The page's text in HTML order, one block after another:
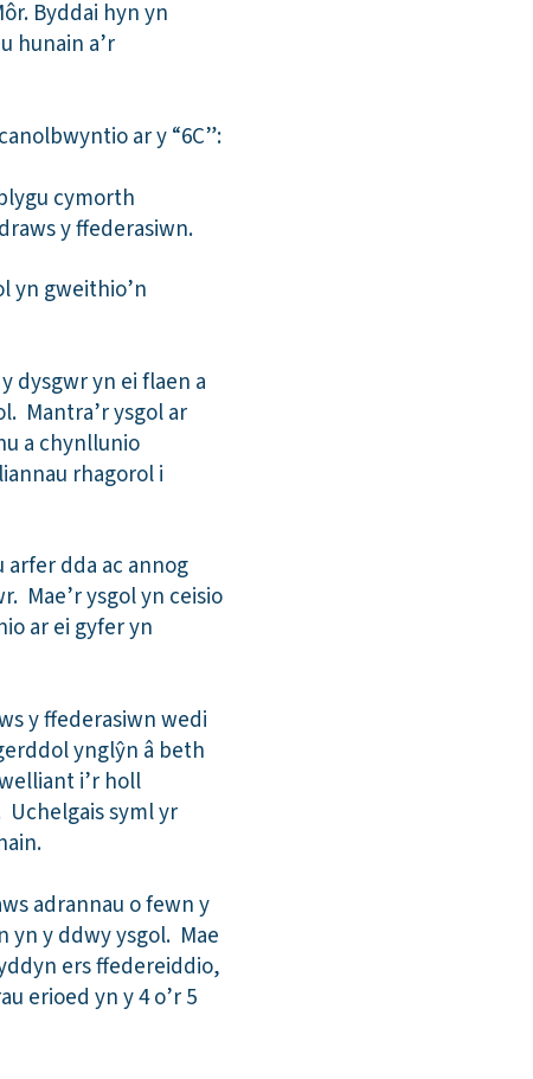
Byddai hyn yn
hunain a’r
ar y “6C”:
cymorth
y ffederasiwn.
yn gweithio’n
dysgwr yn ei flaen a
Mantra’r ysgol ar
a chynllunio
rhagorol i
dda ac annog
Mae’r ysgol yn ceisio
ar ei gyfer yn
y ffederasiwn wedi
ynglŷn â beth
i’r holl
syml yr
adrannau o fewn y
yn y ddwy ysgol. Mae
ers ffedereiddio,
erioed yn y 4 o’r 5